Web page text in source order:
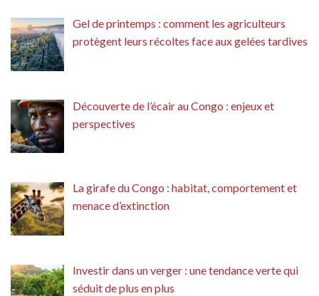
Gel de printemps : comment les agriculteurs
protègent leurs récoltes face aux gelées tardives
Découverte de l’écair au Congo : enjeux et
perspectives
La girafe du Congo : habitat, comportement et
menace d’extinction
Investir dans un verger : une tendance verte qui
séduit de plus en plus